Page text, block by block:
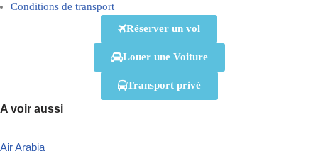
Conditions de transport
Réserver un vol
Louer une Voiture
Transport privé
A voir aussi
Air Arabia